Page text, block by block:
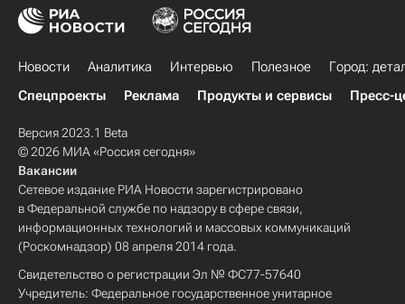
Новости Аналитика Интервью Полезное
Город:
Спецпроекты
Реклама Продукты и сервисы Пресс-
Версия 2023.1 Beta
© 2026 МИА «Россия сегодня»
Вакансии
Сетевое издание РИА Новости зарегистрировано
в Федеральной службе по надзору в сфере связи,
информационных технологий и массовых коммуникаций
(Роскомнадзор) 08 апреля 2014 года.
Свидетельство о регистрации Эл № ФС77-57640
Учредитель: Федеральное государственное унитарное